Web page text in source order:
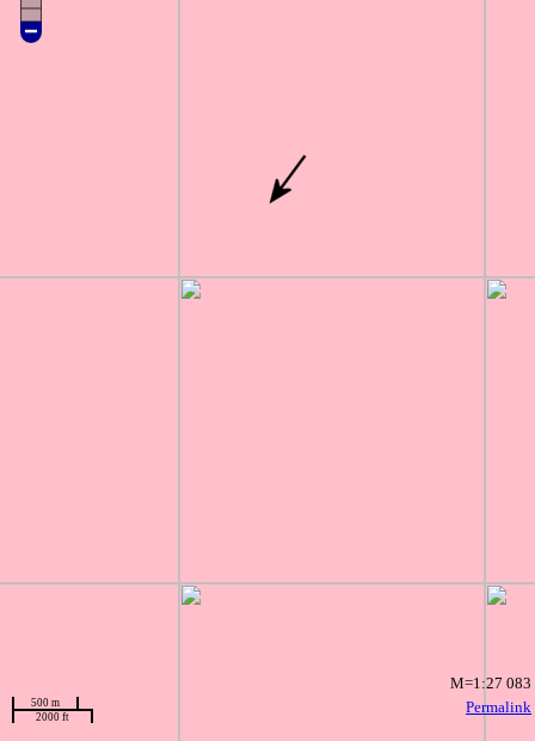
Permalink
500 m
2000 ft
M=1:27 083